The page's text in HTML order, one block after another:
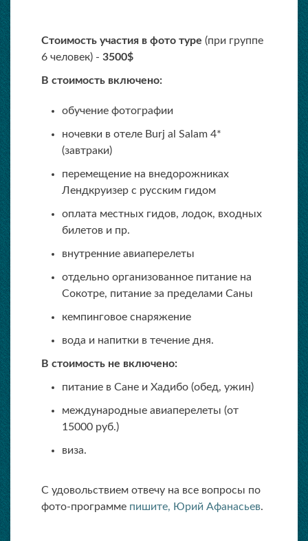
Стоимость участия в фото туре (при группе
6 человек) - 3500$
В стоимость включено:
обучение фотографии
ночевки в отеле Burj al Salam 4*
(завтраки)
перемещение на внедорожниках
Лендкруизер с русским гидом
оплата местных гидов, лодок, входных
билетов и пр.
внутренние авиаперелеты
отдельно организованное питание на
Сокотре, питание за пределами Саны
кемпинговое снаряжение
вода и напитки в течение дня.
В стоимость не включено:
питание в Сане и Хадибо (обед, ужин)
международные авиаперелеты (от
15000 руб.)
виза.
С удовольствием отвечу на все вопросы по
фото-программе пишите, Юрий Афанасьев.